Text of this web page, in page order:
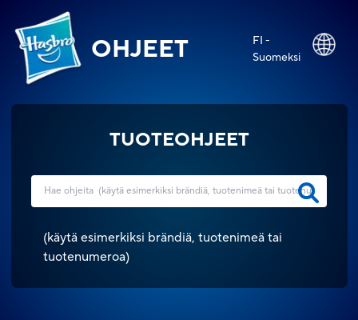
OHJEET
FI -
Suomeksi
TUOTEOHJEET
(käytä esimerkiksi brändiä, tuotenimeä tai
tuotenumeroa)